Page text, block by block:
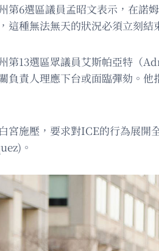
第6選區議員孟昭文表示，在諾
種無法無天的狀況必須立刻結
第13選區眾議員艾斯帕亞特（
負責人理應下台或面臨彈劾。
宮施壓，要求對ICE的行為展
。